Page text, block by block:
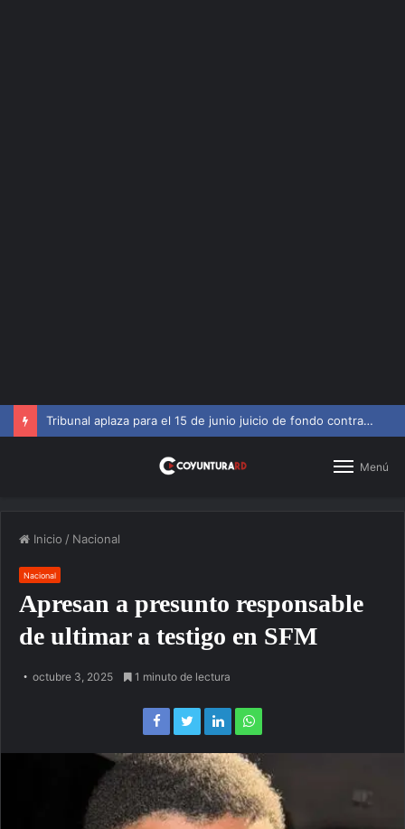
SNS amplía horarios en centros de primer nivel y diagnósticos
Menú
Inicio / Nacional
Nacional
Apresan a presunto responsable
de ultimar a testigo en SFM
octubre 3, 2025 1 minuto de lectura